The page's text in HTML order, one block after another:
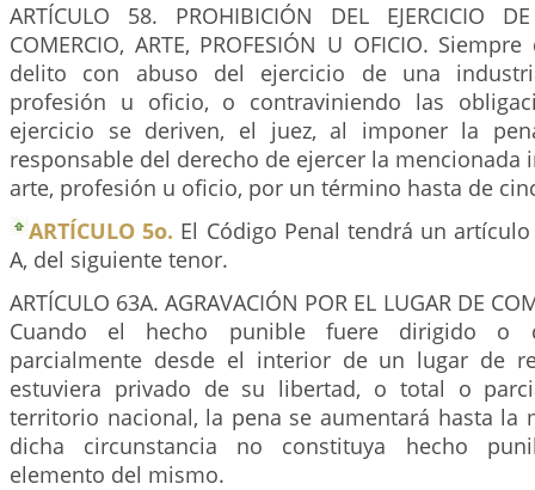
ARTÍCULO 58. PROHIBICIÓN DEL EJERCICIO
COMERCIO, ARTE, PROFESIÓN U OFICIO.
delito con abuso del ejercicio de una
profesión u oficio, o contraviniendo las
ejercicio se deriven, el juez, al imponer la
responsable del derecho de ejercer la mencionada
arte, profesión u oficio, por un término hasta de
ARTÍCULO 5o. El Código Penal tendrá un
A, del siguiente tenor.
ARTÍCULO 63A. AGRAVACIÓN POR EL LUGAR DE
Cuando el hecho punible fuere dirigido o
parcialmente desde el interior de un lugar de
estuviera privado de su libertad, o total o
territorio nacional, la pena se aumentará hasta la
dicha circunstancia no constituya hecho
elemento del mismo.